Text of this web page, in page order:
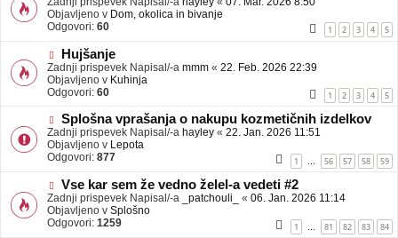
a
v
e
v
e
o
b
a
v
e
Objavljeno v Dom, okolica in bivanje
Odgovori: 60 1 2 3 4 5
N
o
v
e
o
b
a
v
e
Hujšanje
Zadnji prispevek Napisal/-a mmm « 22. Feb. 2026 22:39
Objavljeno v Kuhinja
Odgovori: 60 1 2 3 4 5
N
o
v
e
b
a
v
e
Splošna vprašanja o nakupu kozmetičnih izdelkov
Zadnji prispevek Napisal/-a hayley « 22. Jan. 2026 11:51
Objavljeno v Lepota
Odgovori: 877 1 … 56 57 58 59
N
o
v
e
Vse kar sem že vedno želel-a vedeti #2
Zadnji prispevek Napisal/-a _patchouli_ « 06. Jan. 2026 11:14
Objavljeno v Splošno
Odgovori: 1259 1 81 82 83 84